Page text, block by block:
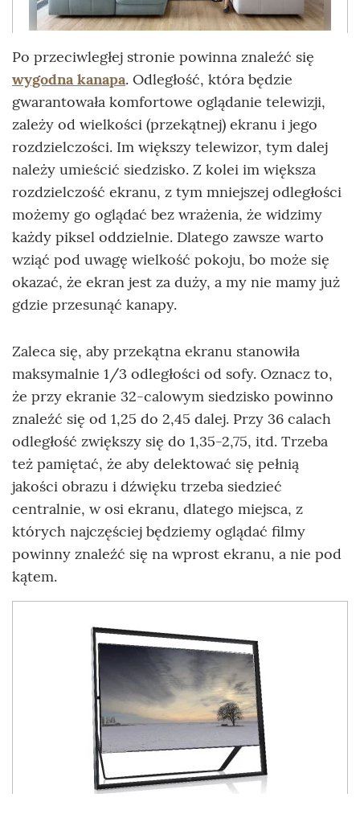
Po przeciwległej stronie powinna znaleźć się
wygodna kanapa. Odległość, która będzie
gwarantowała komfortowe oglądanie telewizji,
zależy od wielkości (przekątnej) ekranu i jego
rozdzielczości. Im większy telewizor, tym dalej
należy umieścić siedzisko. Z kolei im większa
rozdzielczość ekranu, z tym mniejszej odległości
możemy go oglądać bez wrażenia, że widzimy
każdy piksel oddzielnie. Dlatego zawsze warto
wziąć pod uwagę wielkość pokoju, bo może się
okazać, że ekran jest za duży, a my nie mamy już
gdzie przesunąć kanapy.
Zaleca się, aby przekątna ekranu stanowiła
maksymalnie 1/3 odległości od sofy. Oznacz to,
że przy ekranie 32-calowym siedzisko powinno
znaleźć się od 1,25 do 2,45 dalej. Przy 36 calach
odległość zwiększy się do 1,35-2,75, itd. Trzeba
też pamiętać, że aby delektować się pełnią
jakości obrazu i dźwięku trzeba siedzieć
centralnie, w osi ekranu, dlatego miejsca, z
których najczęściej będziemy oglądać filmy
powinny znaleźć się na wprost ekranu, a nie pod
kątem.